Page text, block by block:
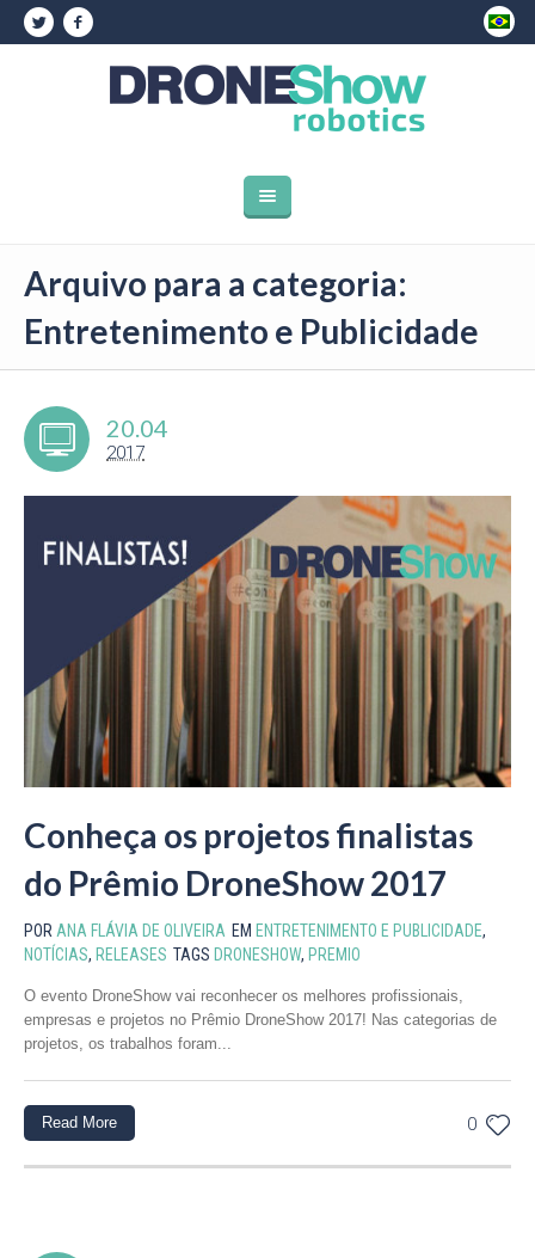
Arquivo para a categoria:
Entretenimento e Publicidade
20.04
2017
Conheça os projetos finalistas
do Prêmio DroneShow 2017
PORANA FLÁVIA DE OLIVEIRA EM ENTRETENIMENTO E PUBLICIDADE,
NOTÍCIAS, RELEASES TAGS DRONESHOW, PREMIO
O evento DroneShow vai reconhecer os melhores profissionais,
empresas e projetos no Prêmio DroneShow 2017! Nas categorias de
projetos, os trabalhos foram...
0
Read More